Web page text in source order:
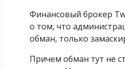
Финансовый брокер
о том, что
обман, только
Причем обман тут не